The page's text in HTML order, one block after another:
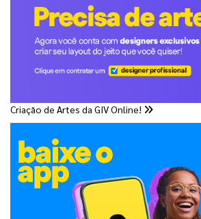
Criação de Artes da GIV Online!